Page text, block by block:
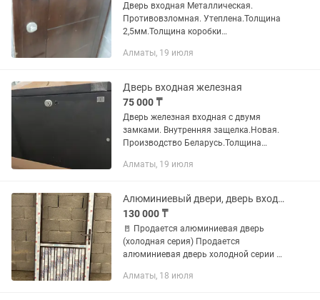
Дверь входная Металлическая.
Противовзломная. Утеплена.Толщина
2,5мм.Толщина коробки
Размеры 205 на 105см.Производство
Алматы, 19 июля
Дверь входная железная
75 000 ₸
Дверь железная входная с двумя
замками. Внутренняя защелка.Новая.
Производство Беларусь.Толщина
система. Внутренняя сторона МДФ. С
Противовзломная...
Алматы, 19 июля
Алюминиевый двери, дверь входная, межкомнатные дверь
130 000 ₸
🚪 Продается алюминиевая дверь
(холодная серия) Продается
алюминиевая дверь холодной серии в
алюминиевый профиль ✔
Алматы, 18 июля